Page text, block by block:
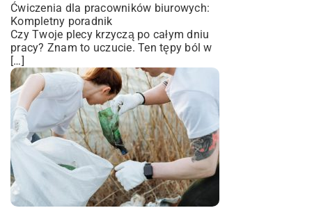
Ćwiczenia dla pracowników biurowych:
Kompletny poradnik
Czy Twoje plecy krzyczą po całym dniu
pracy? Znam to uczucie. Ten tępy ból w
[…]